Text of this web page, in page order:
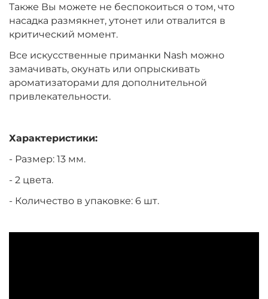
Также Вы можете не беспокоиться о том, что
насадка размякнет, утонет или отвалится в
критический момент.
Все искусственные приманки Nash можно
замачивать, окунать или опрыскивать
ароматизаторами для дополнительной
привлекательности.
Характеристики:
- Размер: 13 мм.
- 2 цвета.
- Количество в упаковке: 6 шт.